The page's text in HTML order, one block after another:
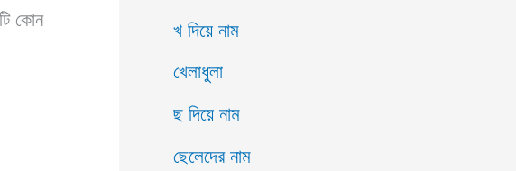
কোন
খ দিয়ে নাম
খেলাধুলা
ছ দিয়ে নাম
ছেলেদের নাম